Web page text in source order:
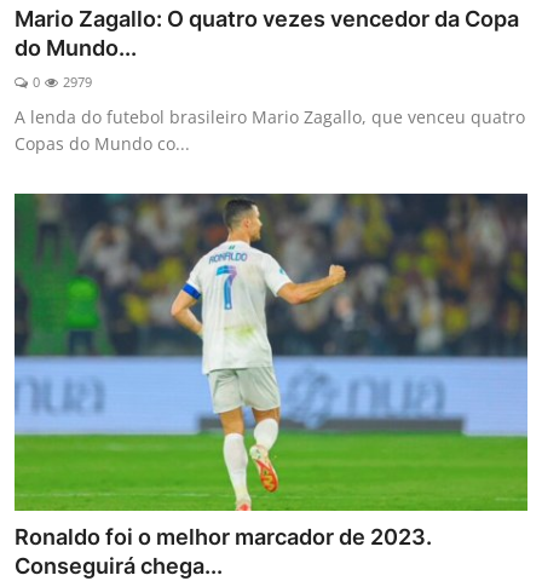
Mario Zagallo: O quatro vezes vencedor da Copa
do Mundo...
0 2979
A lenda do futebol brasileiro Mario Zagallo, que venceu quatro
Copas do Mundo co...
Ronaldo foi o melhor marcador de 2023.
Conseguirá chega...